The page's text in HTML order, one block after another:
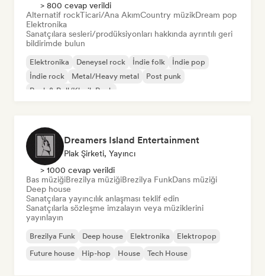
> 800 cevap verildi
Alternatif rockTicari/Ana AkımCountry müzikDream pop
Elektronika
Sanatçılara sesleri/prodüksiyonları hakkında ayrıntılı geri
bildirimde bulun
Elektronika Deneysel rock İndie folk
İndie pop
İndie rock
Metal/Heavy metal
Post punk
Rock & Roll/Klasik Rock
Dreamers Island Entertainment
Plak Şirketi, Yayıncı
> 1000 cevap verildi
Bas müziğiBrezilya müziğiBrezilya FunkDans müziği
Deep house
Sanatçılara yayıncılık anlaşması teklif edin
Sanatçılarla sözleşme imzalayın veya müziklerini
yayınlayın
Brezilya Funk Deep house Elektronika
Elektropop
Future house
Hip-hop House Tech House